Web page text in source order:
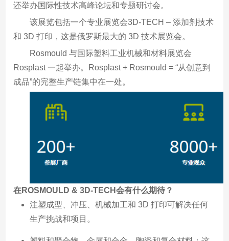
还举办国际性技术高峰论坛和专题研讨会。
该展览包括一个专业展览会3D-TECH – 添加剂技术
和 3D 打印，这是俄罗斯最大的 3D 技术展览会。
Rosmould 与国际塑料工业机械和材料展览会
Rosplast 一起举办。Rosplast + Rosmould = “从创意到
成品”的完整生产链集中在一处。
在ROSMOULD & 3D-TECH会有什么期待？
注塑成型、冲压、机械加工和 3D 打印可解决任何
生产挑战和项目。